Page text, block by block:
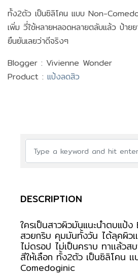
ทั้ง2ตัว เป็นซิลิโคน เเบบ Non-
เพิ่ม วี่ใช้หลายหลอดหลายตลับแล้ว ป้าย
ยืนยันเลยว่าดีจริงๆ
Blogger : Vivienne Wonder
Product : แป้งลดสิว
DESCRIPTION
ใครเป็นสาวผิวมันแนะนำตบแป้
สวยกริบ คุมมันทั้งวัน ได้ลุคผิวเ
ไม่ดรอป ไม่เป็นคราบ ทาเเล้ว
สีให้เลือก ทั้ง2ตัว เป็นซิลิโคน เ
Comedoginic